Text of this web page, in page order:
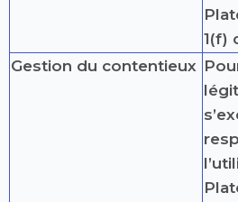
1(f)
Gestion du contentieux